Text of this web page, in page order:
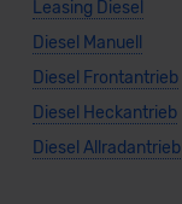
Leasing Diesel
Diesel Manuell
Diesel Frontantrieb
Diesel Heckantrieb
Diesel Allradantrieb